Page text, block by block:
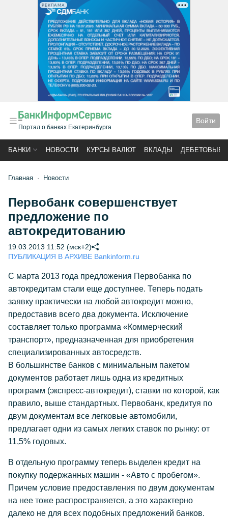
РЕКЛАМА
Портал о банках Екатеринбурга
Войти
БАНКИ НОВОСТИ КУРСЫ ВАЛЮТ ВКЛАДЫ ДЕБЕТОВЫЕ
Главная Новости
Первобанк совершенствует
предложение по
автокредитованию
19.03.2013 11:52 (мск+2)
ПУБЛИКАЦИЯ В АРХИВЕ Bankinform.ru
С марта 2013 года предложения Первобанка по
автокредитам стали еще доступнее. Теперь подать
заявку практически на любой автокредит можно,
предоставив всего два документа. Исключение
составляет только программа «Коммерческий
транспорт», предназначенная для приобретения
специализированных автосредств.
В большинстве банков с минимальным пакетом
документов работает лишь одна из кредитных
программ (экспресс-автокредит), ставки по которой, как
правило, выше стандартных. Первобанк, кредитуя по
двум документам все легковые автомобили,
предлагает одни из самых легких ставок по рынку: от
11,5% годовых.
В отдельную программу теперь выделен кредит на
покупку подержанных машин - «Авто с пробегом».
Причем условие предоставления по двум документам
на нее тоже распространяется, а это характерно
далеко не для всех подобных предложений банков.